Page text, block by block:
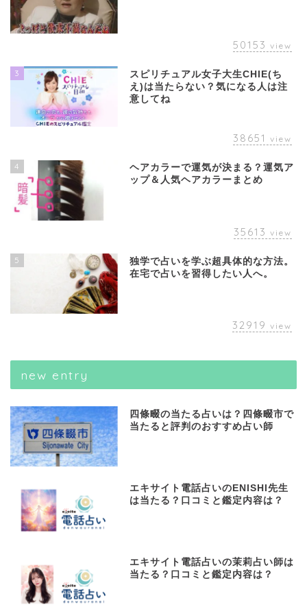
50153 view
3
スピリチュアル女子大生CHIE(ち
え)は当たらない？気になる人は注
意してね
38651 view
4
ヘアカラーで運気が決まる？運気ア
ップ＆人気ヘアカラーまとめ
35613 view
5
独学で占いを学ぶ超具体的な方法。
在宅で占いを習得したい人へ。
32919 view
new entry
四條畷の当たる占いは？四條畷市で
当たると評判のおすすめ占い師
エキサイト電話占いのENISHI先生
は当たる？口コミと鑑定内容は？
エキサイト電話占いの茉莉占い師は
当たる？口コミと鑑定内容は？